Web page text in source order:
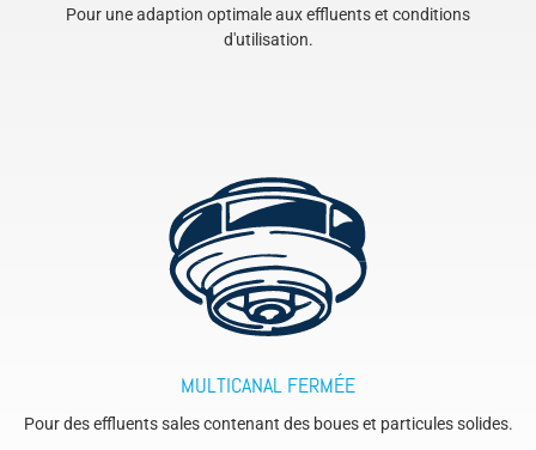
Pour une adaption optimale aux effluents et conditions
d'utilisation.
MULTICANAL FERMÉE
Pour des effluents sales contenant des boues et particules solides.